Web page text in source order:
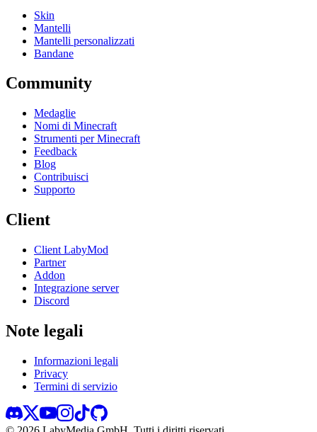
Skin
Mantelli
Mantelli personalizzati
Bandane
Community
Medaglie
Nomi di Minecraft
Strumenti per Minecraft
Feedback
Blog
Contribuisci
Supporto
Client
Client LabyMod
Partner
Addon
Integrazione server
Discord
Note legali
Informazioni legali
Privacy
Termini di servizio